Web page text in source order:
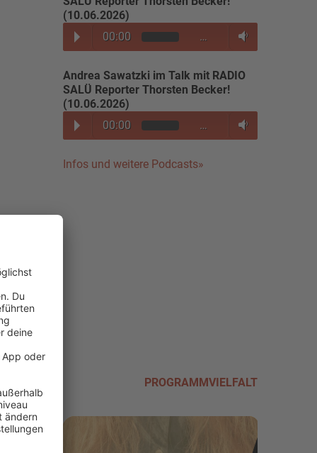
(10.06.2026)
00:00
…
Andrea Sawatzki im Talk mit RADIO
SALÜ Reporter Thorsten Becker!
(10.06.2026)
00:00
…
Infos und weitere Podcasts»
PROGRAMMVIELFALT